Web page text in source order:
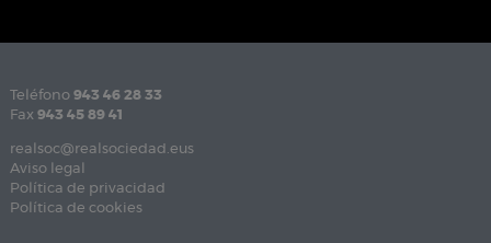
Teléfono 943 46 28 33
Fax 943 45 89 41
realsoc@realsociedad.eus
Aviso legal
Política de privacidad
Política de cookies